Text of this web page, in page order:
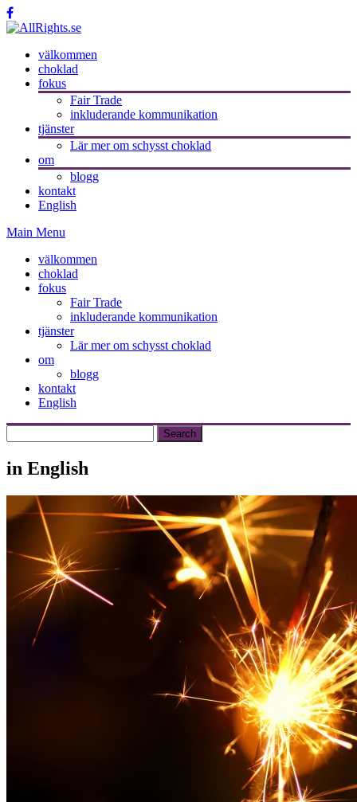
välkommen
choklad
fokus
Fair Trade
inkluderande kommunikation
tjänster
Lär mer om schysst choklad
om
blogg
kontakt
English
Main Menu
välkommen
choklad
fokus
Fair Trade
inkluderande kommunikation
tjänster
Lär mer om schysst choklad
om
blogg
kontakt
English
in English